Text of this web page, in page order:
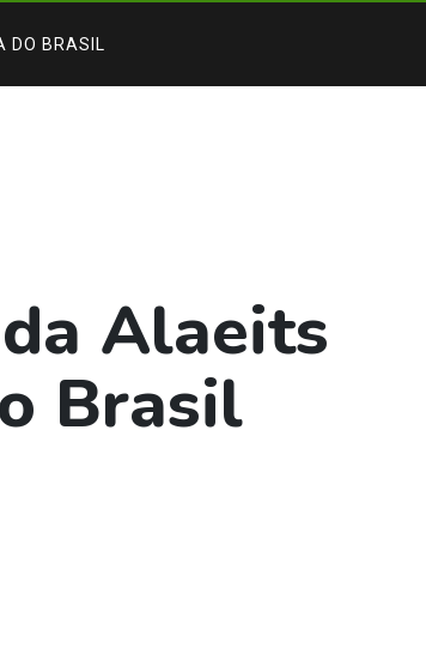
DO BRASIL
Alaeits
Brasil